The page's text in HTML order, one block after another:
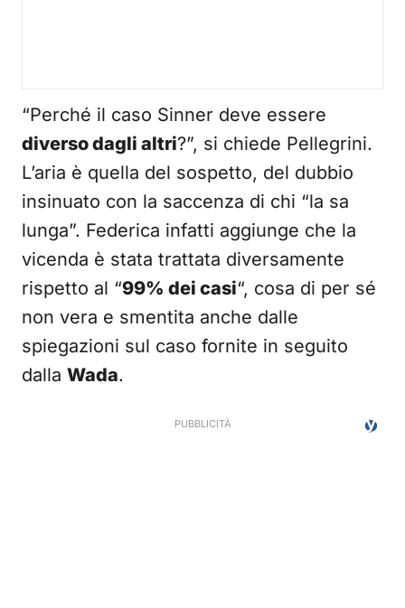
“Perché il caso Sinner deve essere
diverso dagli altri?”, si chiede Pellegrini.
L’aria è quella del sospetto, del dubbio
insinuato con la saccenza di chi “la sa
lunga”. Federica infatti aggiunge che la
vicenda è stata trattata diversamente
rispetto al “99% dei casi“, cosa di per sé
non vera e smentita anche dalle
spiegazioni sul caso fornite in seguito
dalla Wada.